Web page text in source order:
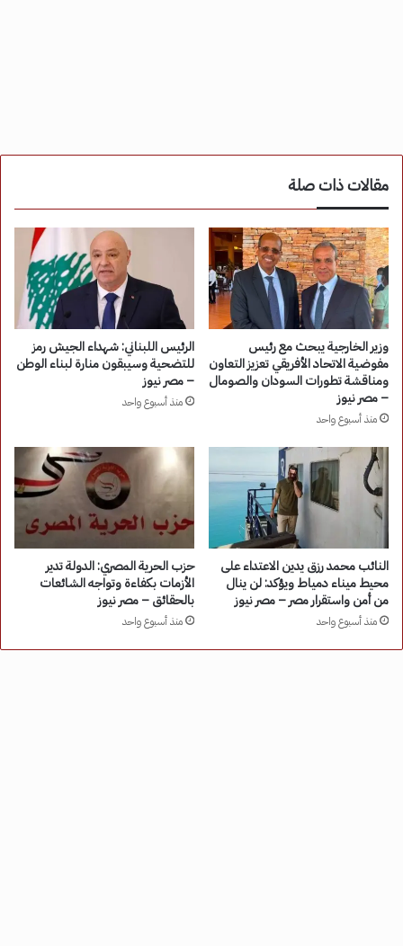
مقالات ذات صلة
وزير الخارجية يبحث مع رئيس
مفوضية الاتحاد الأفريقي تعزيز التعاون
ومناقشة تطورات السودان والصومال
– مصر نيوز
منذ أسبوع واحد
الرئيس اللبناني: شهداء الجيش رمز
للتضحية وسيبقون منارة لبناء الوطن
– مصر نيوز
منذ أسبوع واحد
النائب محمد رزق يدين الاعتداء على
محيط ميناء دمياط ويؤكد: لن ينال
من أمن واستقرار مصر – مصر نيوز
منذ أسبوع واحد
حزب الحرية المصري: الدولة تدير
الأزمات بكفاءة وتواجه الشائعات
بالحقائق – مصر نيوز
منذ أسبوع واحد